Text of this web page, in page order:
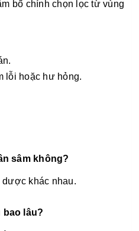
bố chính chọn lọc từ vùng
lỗi hoặc hư hỏng.
sâm không?
khác nhau.
lâu?